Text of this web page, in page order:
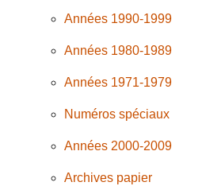
Années 1990-1999
Années 1980-1989
Années 1971-1979
Numéros spéciaux
Années 2000-2009
Archives papier